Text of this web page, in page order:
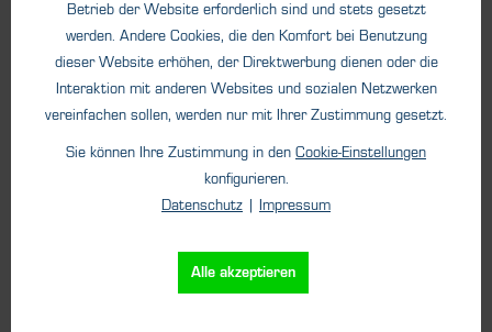
Stationäre Gaswarnanlagen
Betrieb der Website erforderlich sind und stets gesetzt
werden. Andere Cookies, die den Komfort bei Benutzung
dieser Website erhöhen, der Direktwerbung dienen oder die
Interaktion mit anderen Websites und sozialen Netzwerken
vereinfachen sollen, werden nur mit Ihrer Zustimmung gesetzt.
Sie können Ihre Zustimmung in den Cookie-Einstellungen
konfigurieren.
Datenschutz
Impressum
Alle akzeptieren